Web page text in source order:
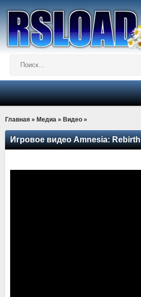
Главная » Медиа » Видео »
Игровое видео Amnesia: Rebirth